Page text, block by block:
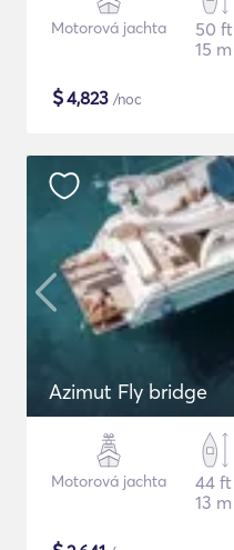
Motorová jachta
50 ft
15 m
$4,823 /noc
Azimut Fly bridge
Motorová jachta
44 ft
13 m